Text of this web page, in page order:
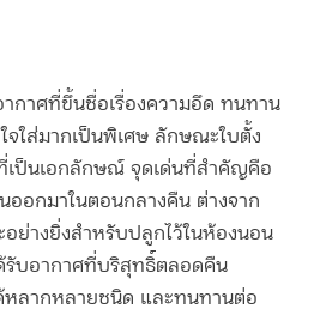
กาศที่ขึ้นชื่อเรื่องความอึด ทนทาน
จใส่มากเป็นพิเศษ ลักษณะใบตั้ง
เป็นเอกลักษณ์ จุดเด่นที่สำคัญคือ
ออกมาในตอนกลางคืน ต่างจาก
อย่างยิ่งสำหรับปลูกไว้ในห้องนอน
รับอากาศที่บริสุทธิ์ตลอดคืน
หลากหลายชนิด และทนทานต่อ